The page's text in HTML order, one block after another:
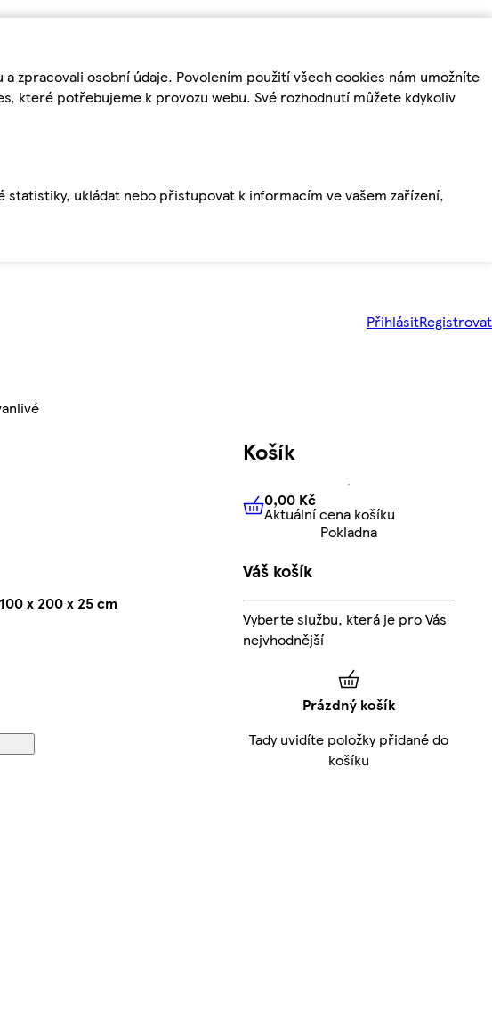
zpracovali osobní údaje. Povolením použití všech cookies nám umožníte
které potřebujeme k provozu webu. Své rozhodnutí můžete kdykoliv
ukládat nebo přistupovat k informacím ve vašem zařízení,
PřihlásitRegistrovat
x 200 x 25 cm
Košík
0,00 KčAktuální cena košíku
0,00 Kč
Aktuální cena košíku
Pokladna
Váš košík
Vyberte službu, která je pro Vás
nejvhodnější
Prázdný košík
Tady uvidíte položky přidané do
košíku